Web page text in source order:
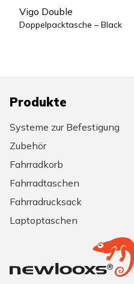
Vigo Double
Doppelpacktasche – Black
Produkte
Systeme zur Befestigung
Zubehör
Fahrradkorb
Fahrradtaschen
Fahrradrucksack
Laptoptaschen